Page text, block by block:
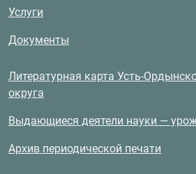
Услуги
Документы
Литературная карта Усть-
округа
Выдающиеся деятели науки —
Архив периодической печати